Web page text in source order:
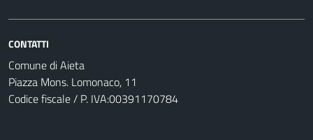
CONTATTI
Comune di Aieta
Piazza Mons. Lomonaco, 11
Codice fiscale / P. IVA:00391170784